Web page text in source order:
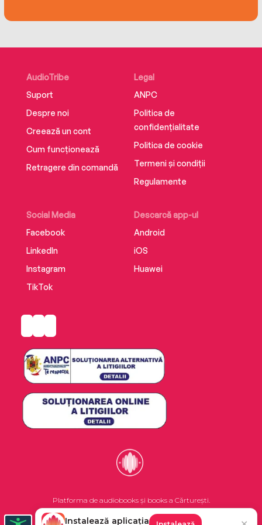
AudioTribe
Suport
Despre noi
Creează un cont
Cum funcționează
Retragere din comandă
Social Media
Facebook
LinkedIn
Instagram
TikTok
Descarcă app-ul
Android
iOS
Huawei
Legal
ANPC
Politica de
confidențialitate
Politica de cookie
Termeni și condiții
Regulamente
Platforma de audiobooks și books a Cărturești.
Instalează aplicația